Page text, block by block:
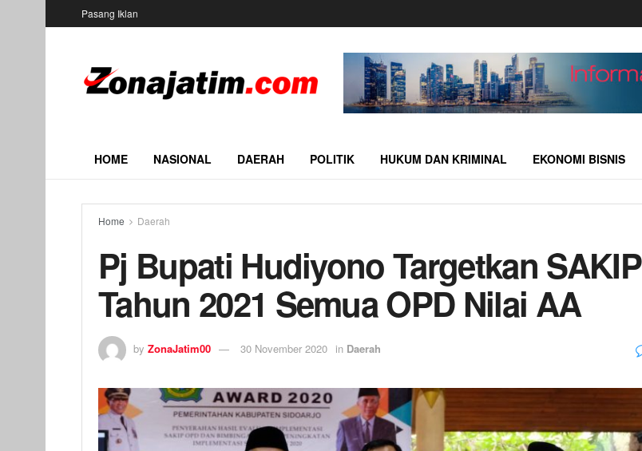
Pasang Iklan
HOME NASIONAL DAERAH POLITIK HUKUM DAN KRIMINAL EKONOMI BISNIS
Home Daerah
Pj Bupati Hudiyono Targetkan SAKIP
Tahun 2021 Semua OPD Nilai AA
by ZonaJatim00 30 November 2020 in Daerah